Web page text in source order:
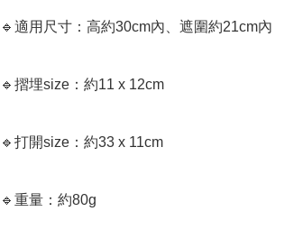
🔹適用尺寸：高約30cm內、遮圍約21cm內
🔹摺埋size：約11 x 12cm
🔹打開size：約33 x 11cm
🔹重量：約80g